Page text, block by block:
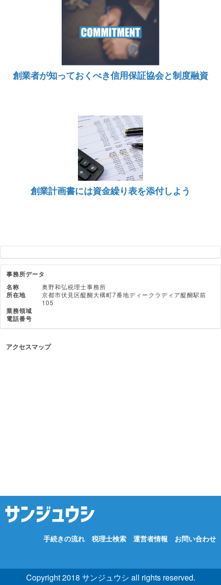
創業者が知っておくべき信用保証協会と制度融資
創業計画書には資金繰り表を添付しよう
事務所データ
名称
奥野和弘税理士事務所
所在地
京都市伏見区醍醐大構町7番地ディークラディア醍醐駅前
105
業務領域
電話番号
アクセスマップ
手続きの流れ 税理士検索 運営者情報 お問い合わせ
Copyright 2018 サンジュウシ all rights reserved.